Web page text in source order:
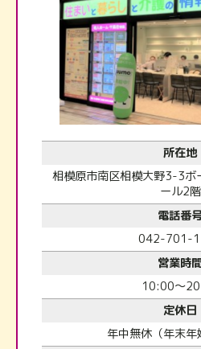
所在地
相模原市南区相模大野3-3ボ
ール2階
電話番
042-701-
営業時
10:00～
定休日
年中無休（年末年